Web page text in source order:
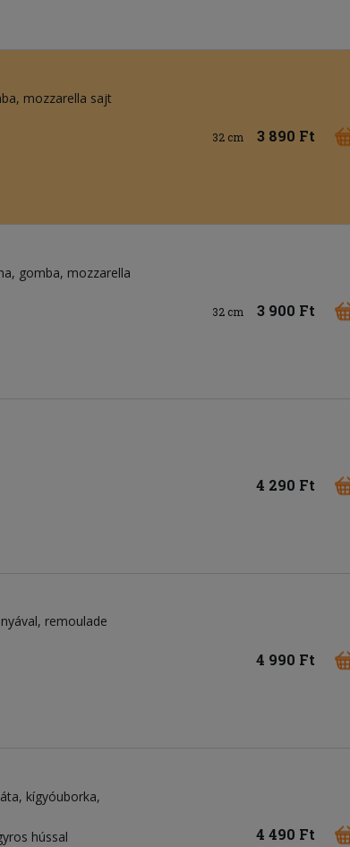
mozzarella sajt
32 cm 3 890 Ft
gomba mozzarella
32 cm 3 900 Ft
4 290 Ft
remoulade
4 990 Ft
kígyóuborka
hússal
4 490 Ft